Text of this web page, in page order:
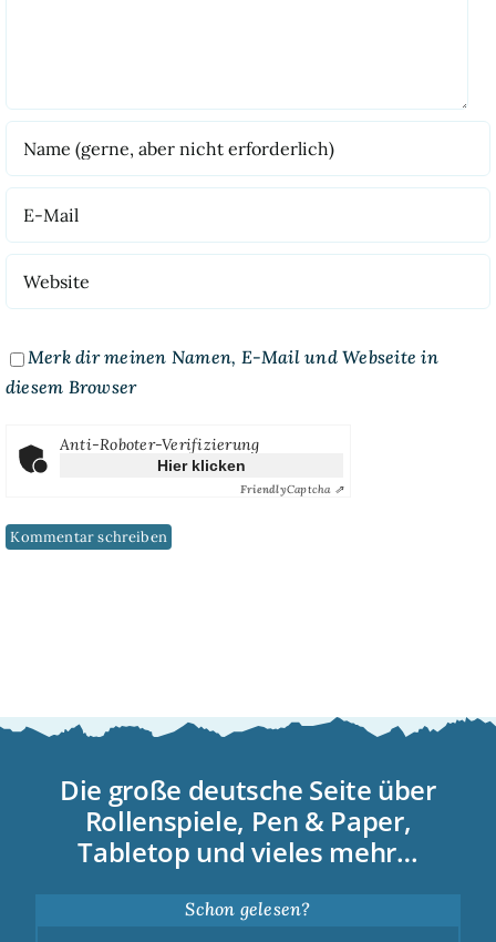
Merk dir meinen Namen, E-Mail und Webseite in
diesem Browser
Anti-Roboter-Verifizierung
Hier klicken
FriendlyCaptcha ⇗
Die große deutsche Seite über
Rollenspiele, Pen & Paper,
Tabletop und vieles mehr…
Schon gelesen?